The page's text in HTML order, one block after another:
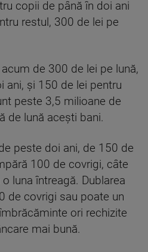
copii de până în doi ani
restul, 300 de lei pe
de 300 de lei pe lună,
ani, și 150 de lei pentru
peste 3,5 milioane de
de lună acești bani.
peste doi ani, de 150 de
100 de covrigi, câte
luna întreagă. Dublarea
de covrigi sau poate un
ori rechizite
mai bună.